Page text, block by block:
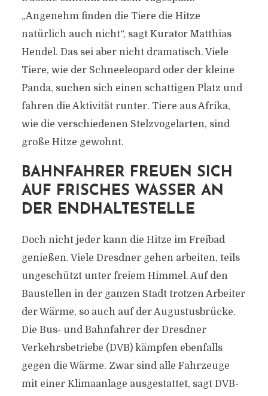
„Angenehm finden die Tiere die Hitze
natürlich auch nicht“, sagt Kurator Matthias
Hendel. Das sei aber nicht dramatisch. Viele
Tiere, wie der Schneeleopard oder der kleine
Panda, suchen sich einen schattigen Platz und
fahren die Aktivität runter. Tiere aus Afrika,
wie die verschiedenen Stelzvogelarten, sind
große Hitze gewohnt.
BAHNFAHRER FREUEN SICH
AUF FRISCHES WASSER AN
DER ENDHALTESTELLE
Doch nicht jeder kann die Hitze im Freibad
genießen. Viele Dresdner gehen arbeiten, teils
ungeschützt unter freiem Himmel. Auf den
Baustellen in der ganzen Stadt trotzen Arbeiter
der Wärme, so auch auf der Augustusbrücke.
Die Bus- und Bahnfahrer der Dresdner
Verkehrsbetriebe (DVB) kämpfen ebenfalls
gegen die Wärme. Zwar sind alle Fahrzeuge
mit einer Klimaanlage ausgestattet, sagt DVB-